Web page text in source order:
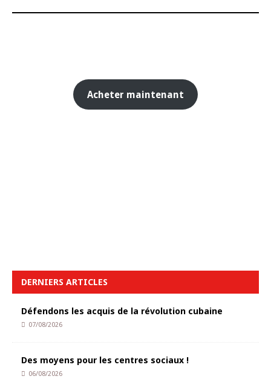
Acheter maintenant
DERNIERS ARTICLES
Défendons les acquis de la révolution cubaine
07/08/2026
Des moyens pour les centres sociaux !
06/08/2026